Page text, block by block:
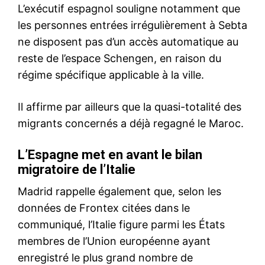
S'ABONNER MAINTENANT
Insight Publications
À propos
Formules d’abonnement
Extraits du discours de
Zelensky à l’OTAN : Toutes